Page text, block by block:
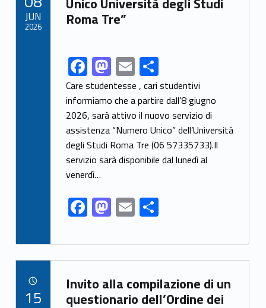
o
k
n
Roma Tre”
Link identifier share facebook archive #share-link-archive-82863F
ac
e
b
o
o
k
M
as
to
d
o
n
E
m
ai
l
S
h
ar
e
Care studentesse , cari studentivi
informiamo che a partire dall’8 giugno
2026, sarà attivo il nuovo servizio di
assistenza “Numero Unico” dell’Università
degli Studi Roma Tre (06 57335733).Il
servizio sarà disponibile dal lunedì al
venerdì…
F
ac
e
b
o
o
M
as
to
d
o
n
E
m
ai
l
S
ar
e
JUN
2026
Link identifier archive #link-archive-19651
Invito alla compilazione di un
questionario dell’Ordine dei
15